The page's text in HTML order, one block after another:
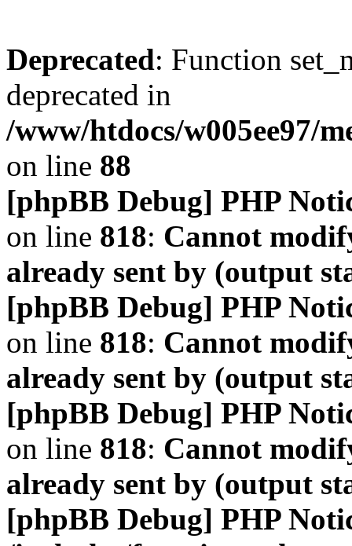
Deprecated: Function
deprecated in
/www/htdocs/w005ee97/
on line 88
[phpBB Debug] PHP
on line 818: Cannot
already sent by (output
[phpBB Debug] PHP
on line 818: Cannot
already sent by (output
[phpBB Debug] PHP
on line 818: Cannot
already sent by (output
[phpBB Debug] PHP